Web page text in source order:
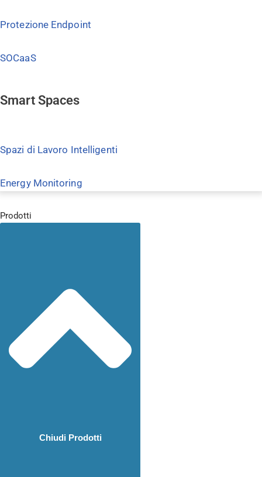
Protezione Endpoint
SOCaaS
Smart Spaces
Spazi di Lavoro Intelligenti
Energy Monitoring
Prodotti
Chiudi Prodotti